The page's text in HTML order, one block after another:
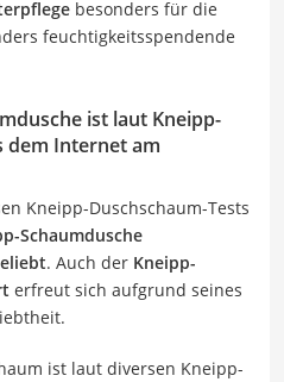
besonders für die
feuchtigkeitsspendende
ist laut Kneipp-
dem Internet am
Kneipp-Duschschaum-Tests
Schaumdusche
. Auch der Kneipp-
erfreut sich aufgrund seines
ist laut diversen Kneipp-